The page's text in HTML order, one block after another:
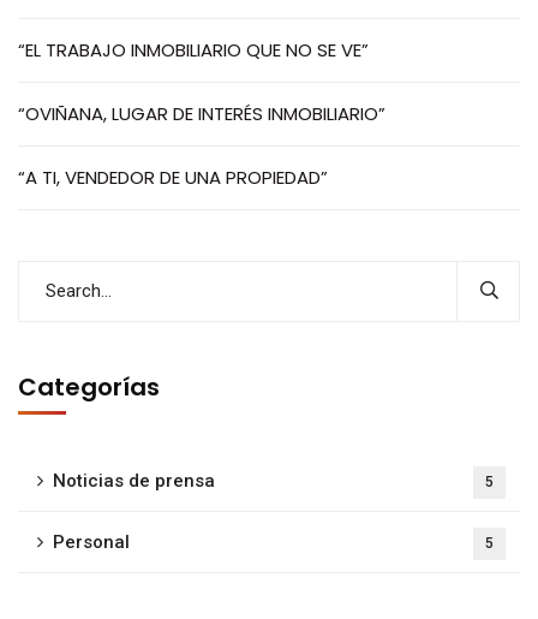
“EL TRABAJO INMOBILIARIO QUE NO SE VE”
“OVIÑANA, LUGAR DE INTERÉS INMOBILIARIO”
“A TI, VENDEDOR DE UNA PROPIEDAD”
Categorías
Noticias de prensa 5
Personal 5